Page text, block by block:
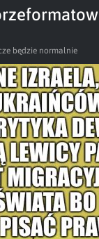
będzie normalnie